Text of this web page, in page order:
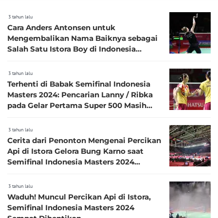
3 tahun lalu
Cara Anders Antonsen untuk
Mengembalikan Nama Baiknya sebagai
Salah Satu Istora Boy di Indonesia
3 tahun lalu
Terhenti di Babak Semifinal Indonesia
Masters 2024: Pencarian Lanny / Ribka
pada Gelar Pertama Super 500 Masih
3 tahun lalu
Cerita dari Penonton Mengenai Percikan
Api di Istora Gelora Bung Karno saat
Semifinal Indonesia Masters 2024
3 tahun lalu
Waduh! Muncul Percikan Api di Istora,
Semifinal Indonesia Masters 2024